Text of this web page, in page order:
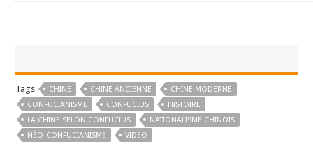
Tags CHINE CHINE ANCIENNE
CHINE MODERNE
CONFUCIANISME
CONFUCIUS
HISTOIRE
LA CHINE SELON CONFUCIUS
NATIONALISME CHINOIS
NÉO-CONFUCIANISME
VIDEO